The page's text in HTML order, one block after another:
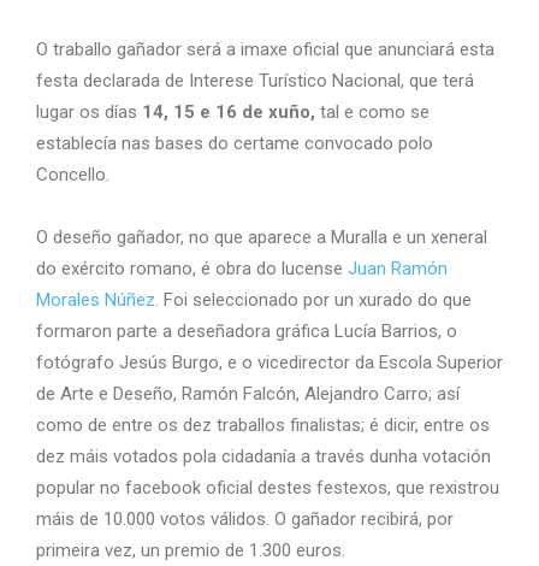
O traballo gañador será a imaxe oficial que anunciará esta
festa declarada de Interese Turístico Nacional, que terá
lugar os días 14, 15 e 16 de xuño, tal e como se
establecía nas bases do certame convocado polo
Concello.
O deseño gañador, no que aparece a Muralla e un xeneral
do exército romano, é obra do lucense Juan Ramón
Morales Núñez. Foi seleccionado por un xurado do que
formaron parte a deseñadora gráfica Lucía Barrios, o
fotógrafo Jesús Burgo, e o vicedirector da Escola Superior
de Arte e Deseño, Ramón Falcón, Alejandro Carro; así
como de entre os dez traballos finalistas; é dicir, entre os
dez máis votados pola cidadanía a través dunha votación
popular no facebook oficial destes festexos, que rexistrou
máis de 10.000 votos válidos. O gañador recibirá, por
primeira vez, un premio de 1.300 euros.